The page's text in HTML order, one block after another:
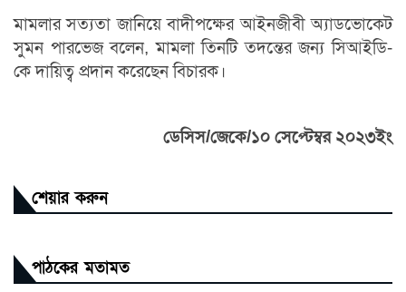
মামলার সত্যতা জানিয়ে বাদীপক্ষের আইনজীবী অ্যাডভোকেট
সুমন পারভেজ বলেন, মামলা তিনটি তদন্তের জন্য সিআইডি-
কে দায়িত্ব প্রদান করেছেন বিচারক।
ডেসিস/জেকে/১০ সেপ্টেম্বর ২০২৩ইং
শেয়ার করুন
পাঠকের মতামত